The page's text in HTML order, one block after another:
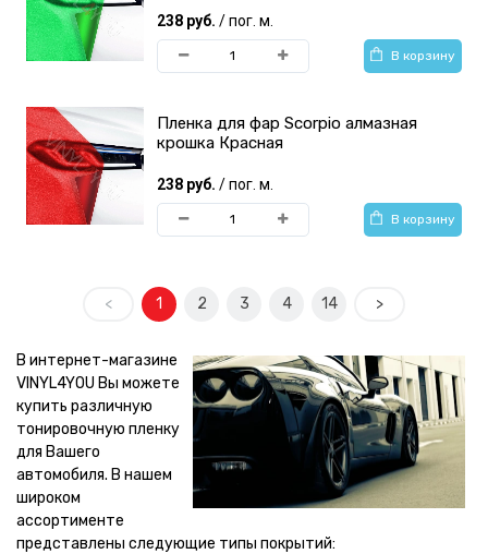
238 руб. / пог. м.
В корзину
Пленка для фар Scorpio алмазная
крошка Красная
238 руб. / пог. м.
В корзину
< 1 2 3 4 14 >
В интернет-магазине
VINYL4YOU Вы можете
купить различную
тонировочную пленку
для Вашего
автомобиля. В нашем
широком
ассортименте
представлены следующие типы покрытий: